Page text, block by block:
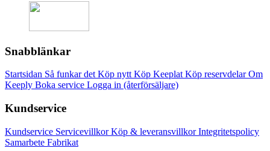
Snabblänkar
Startsidan Så funkar detKöp nyttKöp KeeplatKöp reservdelarOm
Keeply Boka service Logga in (återförsäljare)
Kundservice
Kundservice ServicevillkorKöp & leveransvillkorIntegritetspolicy
Samarbete Fabrikat